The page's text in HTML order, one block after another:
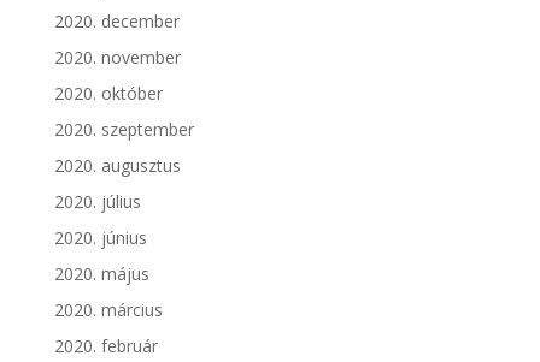
2020. december
2020. november
2020. október
2020. szeptember
2020. augusztus
2020. július
2020. június
2020. május
2020. március
2020. február